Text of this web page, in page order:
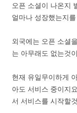
오픈 소셜이 나온지
얼마나 성장했는지
외국에는 오픈 소셜
는 아무래도 없는것
현재 유일무이하게
아도 서비스 중이지
서 서비스를 시작할